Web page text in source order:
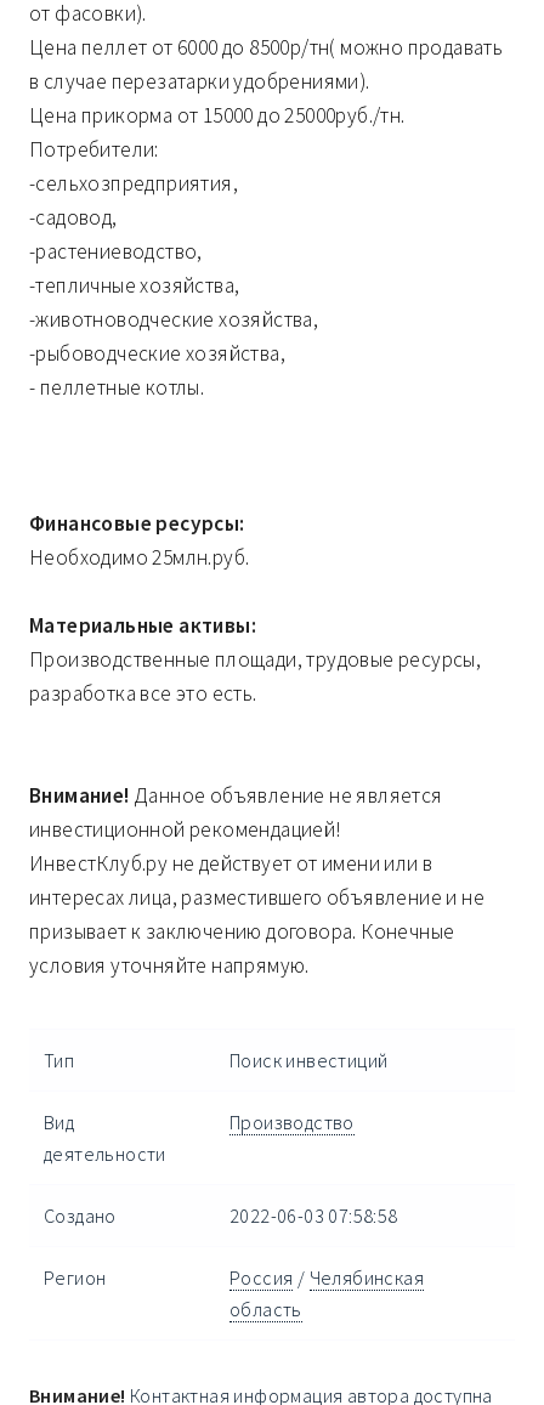
от фасовки).
Цена пеллет от 6000 до 8500р/тн( можно продавать
в случае перезатарки удобрениями).
Цена прикорма от 15000 до 25000руб./тн.
Потребители:
-сельхозпредприятия,
-садовод,
-растениеводство,
-тепличные хозяйства,
-животноводческие хозяйства,
-рыбоводческие хозяйства,
- пеллетные котлы.
Финансовые ресурсы:
Необходимо 25млн.руб.
Материальные активы:
Производственные площади, трудовые ресурсы,
разработка все это есть.
Внимание! Данное объявление не является
инвестиционной рекомендацией!
ИнвестКлуб.ру не действует от имени или в
интересах лица, разместившего объявление и не
призывает к заключению договора. Конечные
условия уточняйте напрямую.
Тип Поиск инвестиций
Вид
деятельности
Производство
Создано 2022-06-03 07:58:58
Регион Россия / Челябинская
область
Внимание! Контактная информация автора доступна